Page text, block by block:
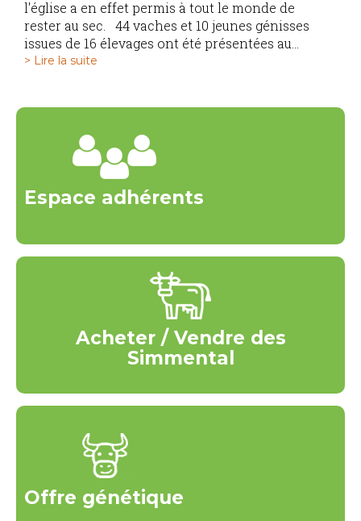
l'église a en effet permis à tout le monde de
rester au sec. 44 vaches et 10 jeunes génisses
issues de 16 élevages ont été présentées au...
> Lire la suite
Espace adhérents
Acheter / Vendre des
Simmental
Offre génétique